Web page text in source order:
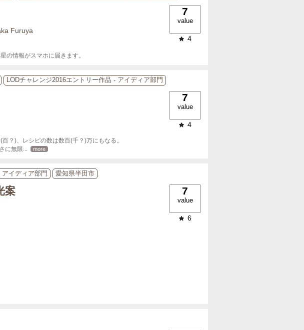
Furuya
の情報がスマホに届きます。
7
value
4
LODチャレンジ2016エントリー作品 - アイディア部門
？)、レシピの数は数百(千？)万にもなる。
に無限... more
7
value
4
イディア部門 愛知県半田市
案
7
value
6